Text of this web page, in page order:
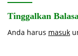
Tinggalkan
Anda harus masuk